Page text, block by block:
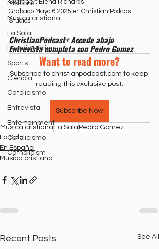
Missions
Música cristiana
La Sala
Estudio Bíblico
Sports
Ciencia
Catolicismo
Entrevista
Entertainment
Catolicismo
Catholicism
Switcher: Elena Richards
Grabado Mayo 6 2025 en Christian Podcast
Studios
ChristianPodcast+ Accede abajo
Entrevista completa con Pedro Gomez
Want to read more?
Subscribe to christianpodcast.com to keep
reading this exclusive post.
Subscribe Now
Musica cristiana La Sala Pedro Gomez
La Sala
En Español
Música cristiana
Recent Posts See All